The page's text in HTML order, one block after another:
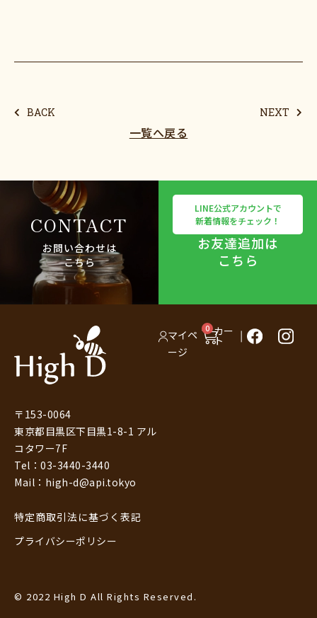
BACK NEXT
一覧へ戻る
CONTACT
お問い合わせは
こちら
LINE公式アカウントで
新着情報をチェック！
お友達追加は
こちら
〒153-0064
東京都目黒区下目黒1-8-1 アル
コタワー7F
Tel：03-3440-3440
Mail：high-d@api.tokyo
特定商取引法に基づく表記
プライバシーポリシー
マイペ
ージ
0 カー
ト
© 2022 High D All Rights Reserved.